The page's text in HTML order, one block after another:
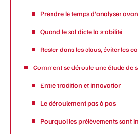
Prendre le temps d’analyser
Quand le sol dicte la stabilité
Rester dans les clous, éviter les
Comment se déroule une étude de
Entre tradition et innovation
Le déroulement pas à pas
Pourquoi les prélèvements sont